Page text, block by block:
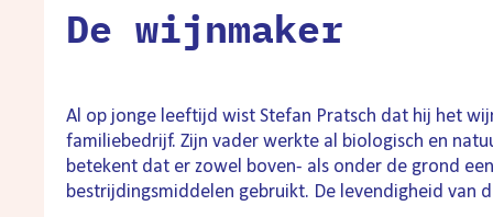
De wijnmaker
Al op jonge leeftijd wist Stefan Pratsch dat hij het
familiebedrijf. Zijn vader werkte al biologisch en
betekent dat er zowel boven- als onder de grond
bestrijdingsmiddelen gebruikt. De levendigheid